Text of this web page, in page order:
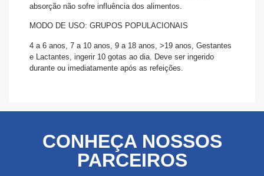
absorção não sofre influência dos alimentos.
MODO DE USO: GRUPOS POPULACIONAIS
4 a 6 anos, 7 a 10 anos, 9 a 18 anos, >19 anos, Gestantes
e Lactantes, ingerir 10 gotas ao dia. Deve ser ingerido
durante ou imediatamente após as refeições.
CONHEÇA NOSSOS
PARCEIROS